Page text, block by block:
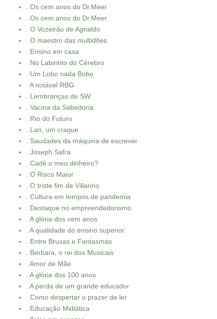
. Os cem anos do Dr.Meer
. Os cem anos do Dr.Meer
. O Vozeirão de Agnaldo
. O maestro das multidões
. Ensino em casa
. No Labirinto do Cérebro
. Um Lobo nada Bobo
. A notável RBG
. Lembranças de SW
. Vacina da Sabedoria
. Rio do Futuro
. Lan, um craque
. Saudades da máquina de escrever
. Joseph Safra
. Cadê o meu dinheiro?
. O Risco Maior
. O triste fim de Villarino
. Cultura em tempos de pandemia
. Destaque no empreendedorismo
. A glória dos cem anos
. A qualidade do ensino superior
. Entre Bruxas e Fantasmas
. Berbara, o rei dos Musicais
. Amor de Mãe
. A glória dos 100 anos
. A perda de um grande educador
. Como despertar o prazer de ler
. Educação Midiática